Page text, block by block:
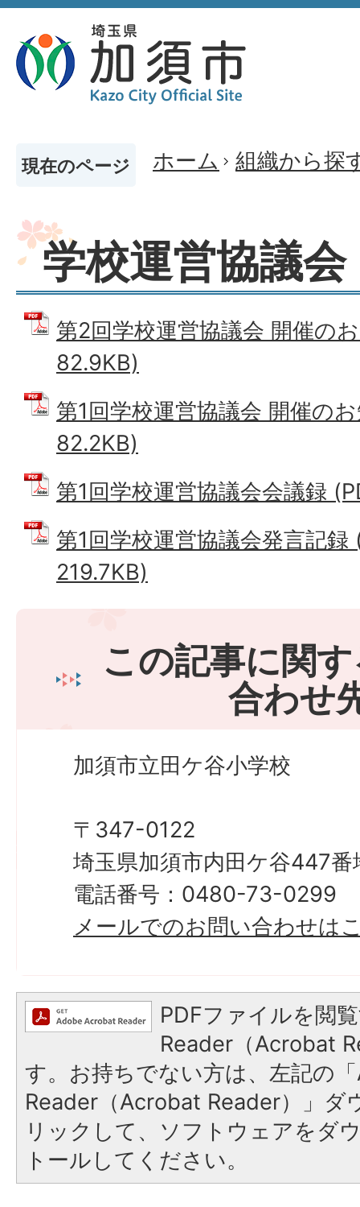
現在のページ ホーム 組織から探
学校運営協議会
第2回学校運営協議会 開催の
82.9KB)
第1回学校運営協議会 開催の
82.2KB)
第1回学校運営協議会会議録
第1回学校運営協議会発言記録
219.7KB)
この記事に関
合わせ
加須市立田ケ谷小学校
〒347-0122
埼玉県加須市内田ケ谷447番
電話番号：0480-73-0299
メールでのお問い合わせは
PDFファイルを閲
Reader（Acrobat
す。お持ちでない方は、左記の
Reader（Acrobat Reader）」ダ
リックして、ソフトウェアをダ
トールしてください。